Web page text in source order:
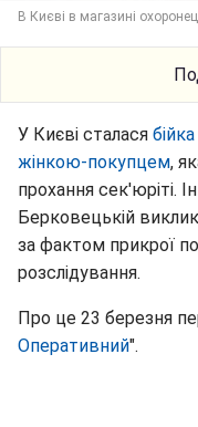
В Києві в магазині
У Києві сталася
жінкою-покупцем,
прохання сек'юріті.
Берковецькій
за фактом прикрої
розслідування.
Про це 23 березня
Оперативний".